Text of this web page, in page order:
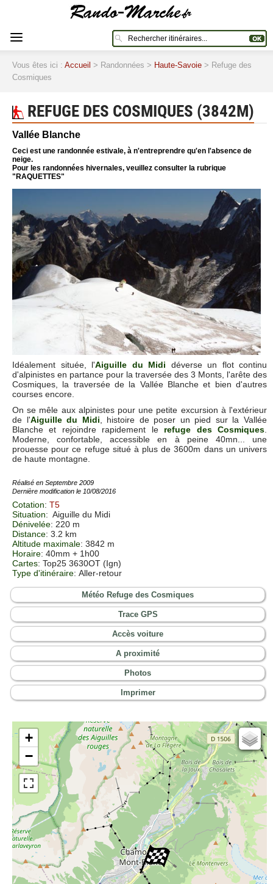
Vous êtes ici : Accueil > Randonnées > Haute-Savoie > Refuge des
Cosmiques
REFUGE DES COSMIQUES (3842M)
Vallée Blanche
Ceci est une randonnée estivale, à n'entreprendre qu'en l'absence de
neige.
Pour les randonnées hivernales, veuillez consulter la rubrique
"RAQUETTES"
Idéalement située, l'Aiguille du Midi déverse un flot continu
d'alpinistes en partance pour la traversée des 3 Monts, l'arête des
Cosmiques, la traversée de la Vallée Blanche et bien d'autres
courses encore.
On se mêle aux alpinistes pour une petite excursion à l'extérieur
de l'Aiguille du Midi , histoire de poser un pied sur la Vallée
Blanche et rejoindre rapidement le refuge des Cosmiques
Moderne, confortable, accessible en à peine 40mn... une
prouesse pour ce refuge situé à plus de 3600m dans un univers
de haute montagne.
Réalisé en Septembre 2009
Dernière modification le 10/08/2016
Cotation: T5
Situation: Aiguille du Midi
Dénivelée: 220 m
Distance: 3.2 km
Altitude maximale: 3842 m
Horaire: 40mm + 1h00
Cartes: Top25 3630OT (Ign)
Type d'itinéraire: Aller-retour
Météo Refuge des Cosmiques
Trace GPS
Accès voiture
A proximité
Photos
Imprimer
+
−
Cartes IGN
Open Topo Map
Open Street Map
ESRI Word Imagery
Photographies aériennes